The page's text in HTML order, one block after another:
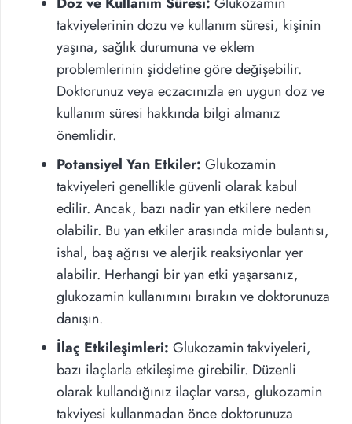
takviyelerinin dozu ve kullanım süresi, kişinin
yaşına, sağlık durumuna ve eklem
problemlerinin şiddetine göre değişebilir.
Doktorunuz veya eczacınızla en uygun doz ve
kullanım süresi hakkında bilgi almanız
önemlidir.
Potansiyel Yan Etkiler: Glukozamin
takviyeleri genellikle güvenli olarak kabul
edilir. Ancak, bazı nadir yan etkilere neden
olabilir. Bu yan etkiler arasında mide bulantısı,
ishal, baş ağrısı ve alerjik reaksiyonlar yer
alabilir. Herhangi bir yan etki yaşarsanız,
glukozamin kullanımını bırakın ve doktorunuza
danışın.
İlaç Etkileşimleri: Glukozamin takviyeleri,
bazı ilaçlarla etkileşime girebilir. Düzenli
olarak kullandığınız ilaçlar varsa, glukozamin
takviyesi kullanmadan önce doktorunuza